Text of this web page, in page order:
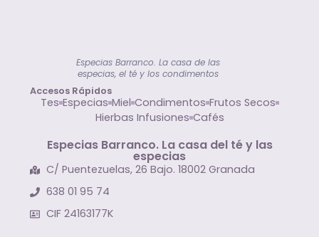
Especias Barranco. La casa de las
especias, el té y los condimentos
Accesos Rápidos
Tes Especias Miel Condimentos Frutos Secos
Hierbas Infusiones Cafés
Especias Barranco. La casa del té y las
especias
C/ Puentezuelas, 26 Bajo. 18002 Granada
638 01 95 74
CIF 24163177K